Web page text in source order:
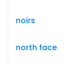
noirs
north face